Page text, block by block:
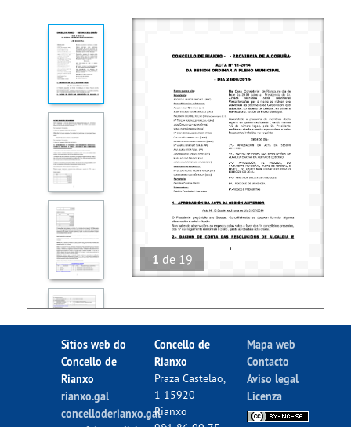
1 de 19
Sitios web do
Concello de
Rianxo
rianxo.gal
concelloderianxo.gal
Concello de
Rianxo
Praza Castelao,
1 15920
Rianxo
Mapa web
Contacto
Aviso legal
Licenza